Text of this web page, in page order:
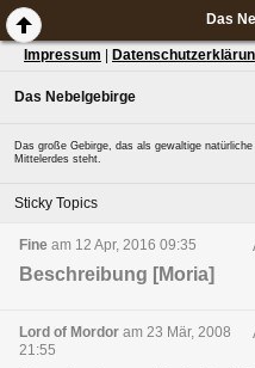
Das
Impressum
Das Nebelgebirge
Das große Gebirge, das als gewaltige
Mittelerdes steht.
Sticky Topics
Fine am 12 Apr, 2016 09:35
Beschreibung [Moria]
Lord of Mordor am 23 Mär, 2008
21:55